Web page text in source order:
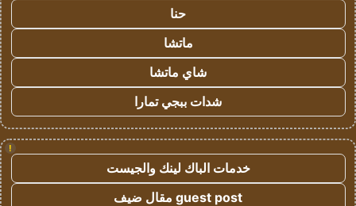
حنا
ماتشا
شاي ماتشا
شدات ببجي تمارا
!
خدمات الباك لينك والجيست
guest post مقال ضيف